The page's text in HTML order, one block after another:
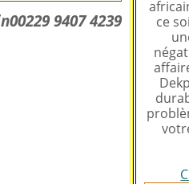
ce